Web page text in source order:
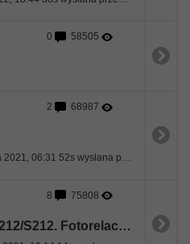
0 58505
2 68987
Ostatnia wiadomość: 22 Czerwca 2021, 06:31 52s wysłana przez Marik
8 75808
Wymiana miechów w W212/S212. Fotorelacja ;)